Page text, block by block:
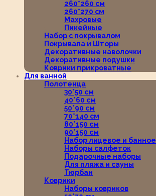
260*260 см
260*270 см
Махровые
Пикейные
Набор с покрывалом
Покрывала и Шторы
Декоративные наволочки
Декоративные подушки
Коврики прикроватные
Для ванной
Полотенца
30*50 см
40*60 см
50*90 см
70*140 см
80*150 см
90*150 см
Набор лицевое и банное
Наборы салфеток
Подарочные наборы
Для пляжа и сауны
Тюрбан
Коврики
Наборы ковриков